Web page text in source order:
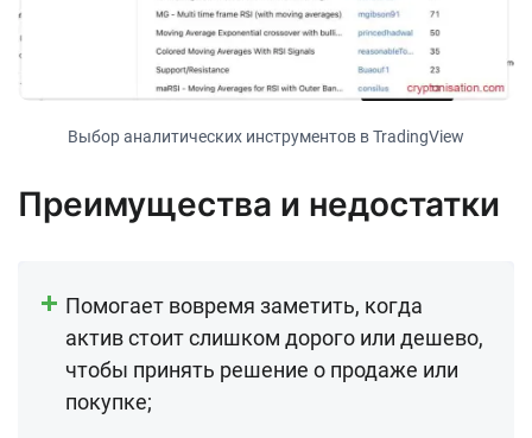
Выбор аналитических инструментов в TradingView
Преимущества и недостатки
Помогает вовремя заметить, когда
актив стоит слишком дорого или дешево,
чтобы принять решение о продаже или
покупке;